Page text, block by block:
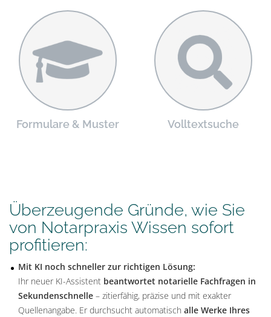
Formulare & Muster Volltextsuche
Überzeugende Gründe, wie Sie
von Notarpraxis Wissen sofort
profitieren:
Mit KI noch schneller zur richtigen Lösung:
Ihr neuer KI-Assistent beantwortet notarielle Fachfragen in
Sekundenschnelle – zitierfähig, präzise und mit exakter
Quellenangabe. Er durchsucht automatisch alle Werke Ihres